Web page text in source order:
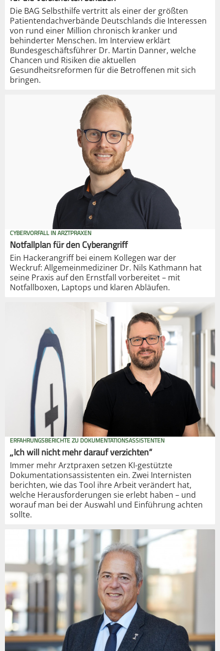
Die BAG Selbsthilfe vertritt als einer der größten
Patientendachverbände Deutschlands die Interessen
von rund einer Million chronisch kranker und
behinderter Menschen. Im Interview erklärt
Bundesgeschäftsführer Dr. Martin Danner, welche
Chancen und Risiken die aktuellen
Gesundheitsreformen für die Betroffenen mit sich
bringen.
CYBERVORFALL IN ARZTPRAXEN
Notfallplan für den Cyberangriff
Ein Hackerangriff bei einem Kollegen war der
Weckruf: Allgemeinmediziner Dr. Nils Kathmann hat
seine Praxis auf den Ernstfall vorbereitet – mit
Notfallboxen, Laptops und klaren Abläufen.
ERFAHRUNGSBERICHTE ZU DOKUMENTATIONSASSISTENTEN
„Ich will nicht mehr darauf verzichten“
Immer mehr Arztpraxen setzen KI-gestützte
Dokumentationsassistenten ein. Zwei Internisten
berichten, wie das Tool ihre Arbeit verändert hat,
welche Herausforderungen sie erlebt haben – und
worauf man bei der Auswahl und Einführung achten
sollte.